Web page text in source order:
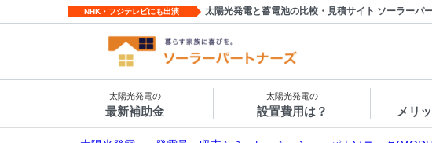
NHK・フジテレビにも出演 太陽光発電と蓄電池の比較・見積サイト ソーラーパ
太陽光発電の
最新補助金
太陽光発電の
設置費用は？ メリ